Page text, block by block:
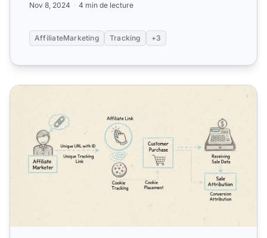
Nov 8, 2024 4 min de lecture
AffiliateMarketing Tracking +3
Pouvez-vous suivre les ventes des affiliés ? Guide